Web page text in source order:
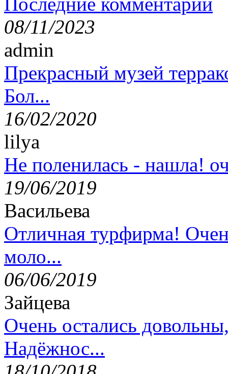
08/11/2023
admin
Прекрасный музей
Бол...
16/02/2020
lilya
Не поленилась - нашла!
19/06/2019
Васильева
Отличная турфирма!
моло...
06/06/2019
Зайцева
Очень остались
Надёжнос...